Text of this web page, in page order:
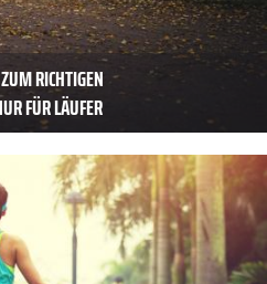
RICHTIGEN
FÜR LÄUFER